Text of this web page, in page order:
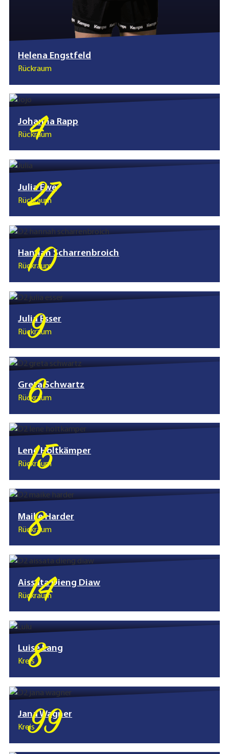
Helena Engstfeld
Rückraum
4
Johanna Rapp
Rückraum
27
Julia Ewe
Rückraum
10
Hannah Scharrenbroich
Rückraum
9
Julia Esser
Rückraum
6
Greta Schwartz
Rückraum
15
Lene Holtkämper
Rückraum
8
Maike Harder
Rückraum
14
Aissata Dieng Diaw
Rückraum
8
Luise Lang
Kreis
99
Jana Wagner
Kreis